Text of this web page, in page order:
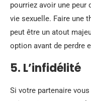
pourriez avoir une peur
vie sexuelle. Faire une
peut être un atout
option avant de perdre
5. L’infidélité
Si votre partenaire